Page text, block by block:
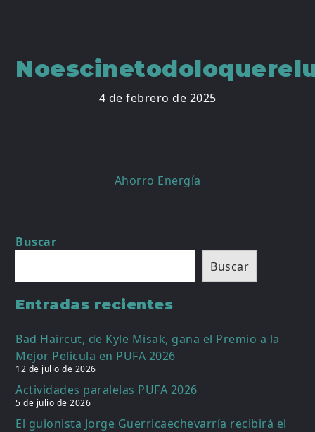
4 de febrero de 2025
NavegaciónAhorro Energía
Buscar
Buscar
Entradas recientes
Bad Haircut, de Kyle Misak, gana el Premio a la
Mejor Película en PUFA 2026
12 de julio de 2026
Actividades paralelas PUFA 2026
5 de julio de 2026
El guionista Jorge Guerricaechevarría recibirá el